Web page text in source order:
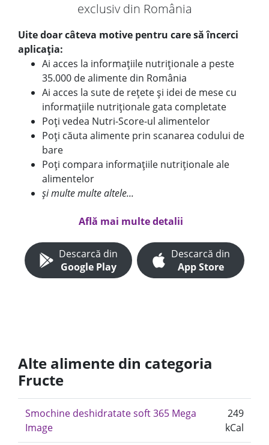
exclusiv din România
Uite doar câteva motive pentru care să încerci
aplicația:
Ai acces la informațiile nutriționale a peste
35.000 de alimente din România
Ai acces la sute de rețete și idei de mese cu
informațiile nutriționale gata completate
Poți vedea Nutri-Score-ul alimentelor
Poți căuta alimente prin scanarea codului de
bare
Poți compara informațiile nutriționale ale
alimentelor
și multe multe altele...
Află mai multe detalii
Descarcă din
Google Play
Descarcă din
App Store
Alte alimente din categoria
Fructe
Smochine deshidratate soft 365 Mega
Image
249
kCal